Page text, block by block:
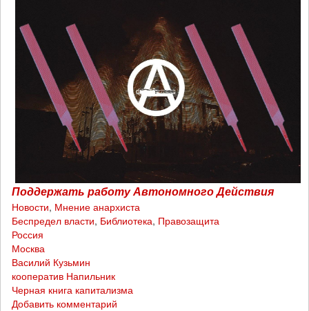
Поддержать работу Автономного Действия
Новости, Мнение анархиста
Беспредел власти, Библиотека, Правозащита
Россия
Москва
Василий Кузьмин
кооператив Напильник
Черная книга капитализма
Добавить комментарий